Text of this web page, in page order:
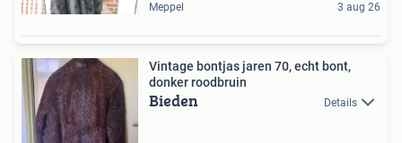
Meppel 3 aug 26
Vintage bontjas jaren 70, echt bont,
donker roodbruin
Bieden Details